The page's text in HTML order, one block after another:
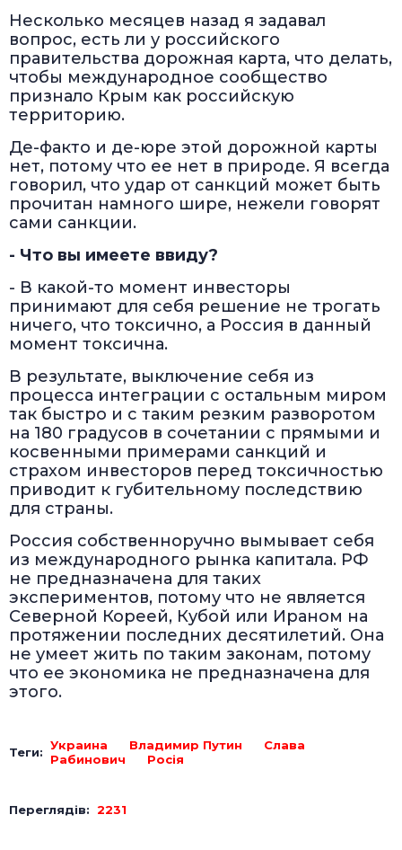
Несколько месяцев назад я задавал
вопрос, есть ли у российского
правительства дорожная карта, что делать,
чтобы международное сообщество
признало Крым как российскую
территорию.
Де-факто и де-юре этой дорожной карты
нет, потому что ее нет в природе. Я всегда
говорил, что удар от санкций может быть
прочитан намного шире, нежели говорят
сами санкции.
- Что вы имеете ввиду?
- В какой-то момент инвесторы
принимают для себя решение не трогать
ничего, что токсично, а Россия в данный
момент токсична.
В результате, выключение себя из
процесса интеграции с остальным миром
так быстро и с таким резким разворотом
на 180 градусов в сочетании с прямыми и
косвенными примерами санкций и
страхом инвесторов перед токсичностью
приводит к губительному последствию
для страны.
Россия собственноручно вымывает себя
из международного рынка капитала. РФ
не предназначена для таких
экспериментов, потому что не является
Северной Кореей, Кубой или Ираном на
протяжении последних десятилетий. Она
не умеет жить по таким законам, потому
что ее экономика не предназначена для
этого.
Теги: Украина Владимир Путин
Слава
Рабинович
Росія
Переглядів: 2231